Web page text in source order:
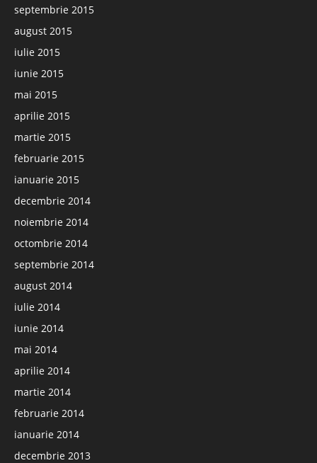
septembrie 2015
august 2015
iulie 2015
iunie 2015
mai 2015
aprilie 2015
martie 2015
februarie 2015
ianuarie 2015
decembrie 2014
noiembrie 2014
octombrie 2014
septembrie 2014
august 2014
iulie 2014
iunie 2014
mai 2014
aprilie 2014
martie 2014
februarie 2014
ianuarie 2014
decembrie 2013